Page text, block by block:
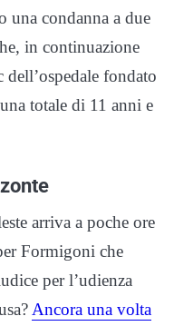
una condanna a due
in continuazione
fondato
totale di 11 anni e
arriva a poche ore
Formigoni che
per l’udienza
Ancora una volta